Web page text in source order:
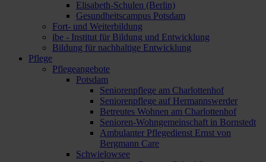
Elisabeth-Schulen (Berlin)
Gesundheitscampus Potsdam
Fort- und Weiterbildung
ibe - Institut für Bildung und Entwicklung
Bildung für nachhaltige Entwicklung
Pflege
Pflegeangebote
Potsdam
Seniorenpflege am Charlottenhof
Seniorenpflege auf Hermannswerder
Betreutes Wohnen am Charlottenhof
Senioren-Wohngemeinschaft in Bornstedt
Ambulanter Pflegedienst Ernst von
Bergmann Care
Schwielowsee